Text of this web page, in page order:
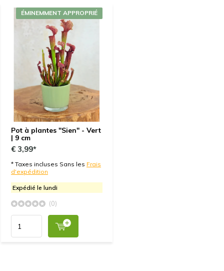
Pot à plantes "Sien" - Vert
| 9 cm
ÉMINEMMENT APPROPRIÉ
€ 3,99*
* Taxes incluses Sans les Frais
d'expédition
Expédié le lundi
(0)